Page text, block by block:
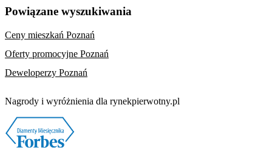
Powiązane wyszukiwania
Ceny mieszkań Poznań
Oferty promocyjne Poznań
Deweloperzy Poznań
Nagrody i wyróżnienia dla rynekpierwotny.pl